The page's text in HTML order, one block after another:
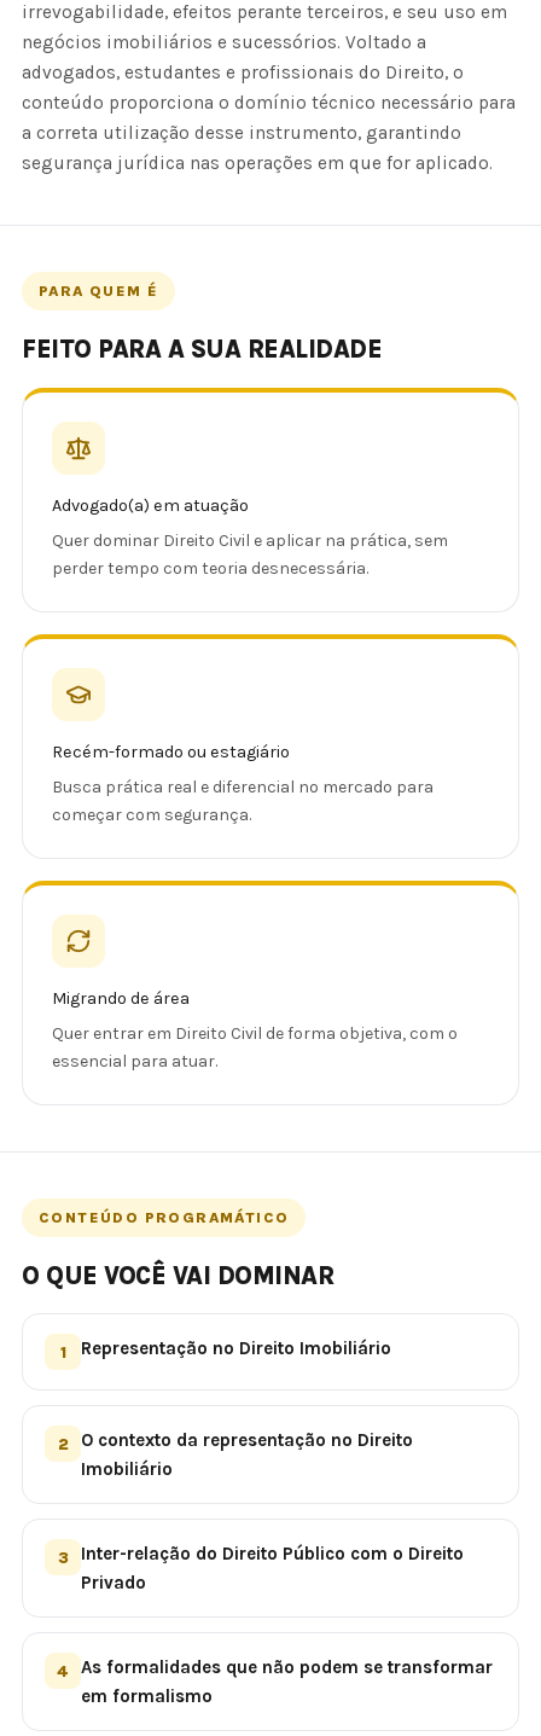
irrevogabilidade, efeitos perante terceiros, e seu uso em
negócios imobiliários e sucessórios. Voltado a
advogados, estudantes e profissionais do Direito, o
conteúdo proporciona o domínio técnico necessário para
a correta utilização desse instrumento, garantindo
segurança jurídica nas operações em que for aplicado.
PARA QUEM É
FEITO PARA A SUA REALIDADE
Advogado(a) em atuação
Quer dominar Direito Civil e aplicar na prática, sem
perder tempo com teoria desnecessária.
Recém-formado ou estagiário
Busca prática real e diferencial no mercado para
começar com segurança.
Migrando de área
Quer entrar em Direito Civil de forma objetiva, com o
essencial para atuar.
CONTEÚDO PROGRAMÁTICO
O QUE VOCÊ VAI DOMINAR
1 Representação no Direito Imobiliário
2
O contexto da representação no Direito
Imobiliário
3
Inter-relação do Direito Público com o Direito
Privado
4
As formalidades que não podem se transformar
em formalismo